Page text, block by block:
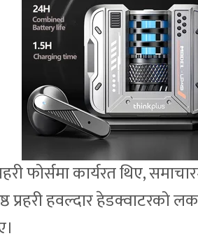
फोर्समा कार्यरत थिए,
प्रहरी हवल्दार हेडक्वाटरको